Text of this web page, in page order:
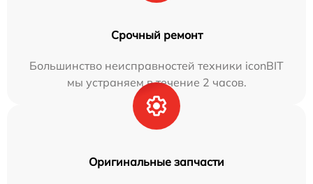
Срочный ремонт
Большинство неисправностей техники iconBIT
мы устраняем в течение 2 часов.
Оригинальные запчасти